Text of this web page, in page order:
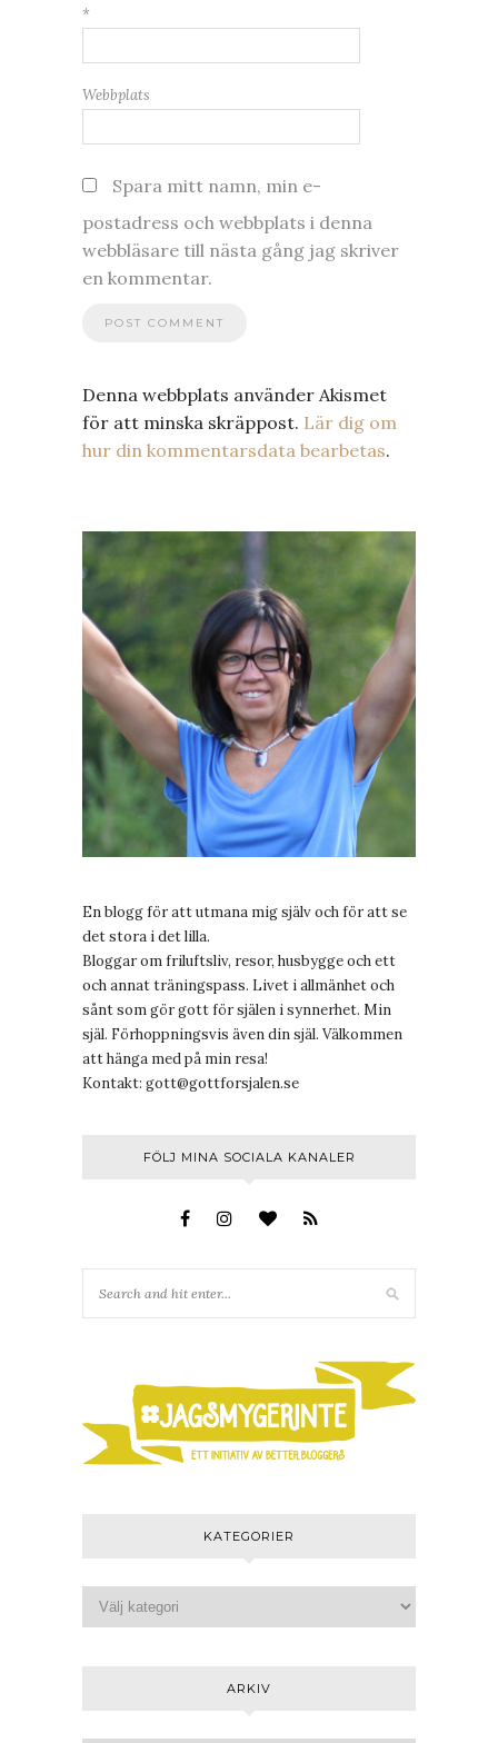
*
Webbplats
Spara mitt namn, min e-
postadress och webbplats i denna
webbläsare till nästa gång jag skriver
en kommentar.
Denna webbplats använder Akismet
för att minska skräppost. Lär dig om
hur din kommentarsdata bearbetas.
En blogg för att utmana mig själv och för att se
det stora i det lilla.
Bloggar om friluftsliv, resor, husbygge och ett
och annat träningspass. Livet i allmänhet och
sånt som gör gott för själen i synnerhet. Min
själ. Förhoppningsvis även din själ. Välkommen
att hänga med på min resa!
Kontakt: gott@gottforsjalen.se
FÖLJ MINA SOCIALA KANALER
KATEGORIER
ARKIV